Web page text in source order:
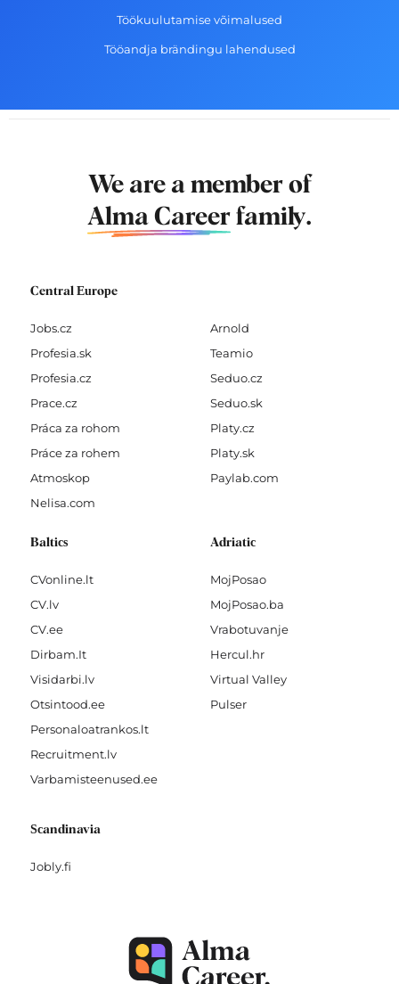
Töökuulutamise võimalused
Tööandja brändingu lahendused
We are a member of
Alma Career family.
Central Europe
Jobs.cz
Profesia.sk
Profesia.cz
Prace.cz
Práca za rohom
Práce za rohem
Atmoskop
Nelisa.com
Arnold
Teamio
Seduo.cz
Seduo.sk
Platy.cz
Platy.sk
Paylab.com
Baltics
CVonline.lt
CV.lv
CV.ee
Dirbam.It
Visidarbi.lv
Otsintood.ee
Personaloatrankos.lt
Recruitment.lv
Varbamisteenused.ee
Adriatic
MojPosao
MojPosao.ba
Vrabotuvanje
Hercul.hr
Virtual Valley
Pulser
Scandinavia
Jobly.fi